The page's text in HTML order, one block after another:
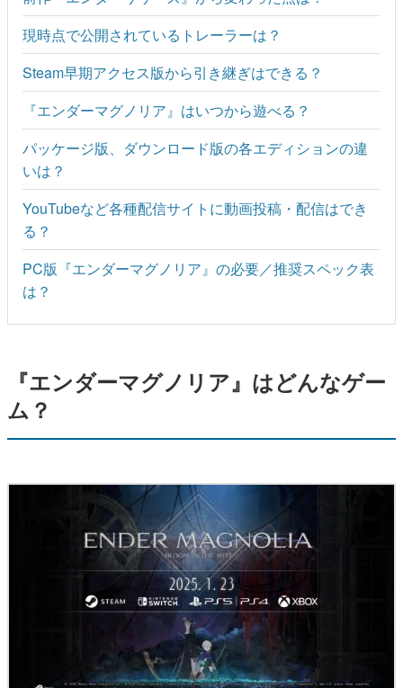
現時点で公開されているトレーラーは？
Steam早期アクセス版から引き継ぎはできる？
『エンダーマグノリア』はいつから遊べる？
パッケージ版、ダウンロード版の各エディションの違
いは？
YouTubeなど各種配信サイトに動画投稿・配信はでき
る？
PC版『エンダーマグノリア』の必要／推奨スペック表
は？
『エンダーマグノリア』はどんなゲー
ム？